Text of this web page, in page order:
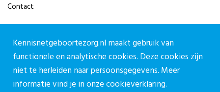
Contact
Contactpagina
030-27 39 786
cpz@stichtingcpz.nl
Kennisnetgeboortezorg.nl maakt gebruik van
functionele en analytische cookies. Deze cookies zijn
niet te herleiden naar persoonsgegevens. Meer
informatie vind je in onzecookieverklaring.